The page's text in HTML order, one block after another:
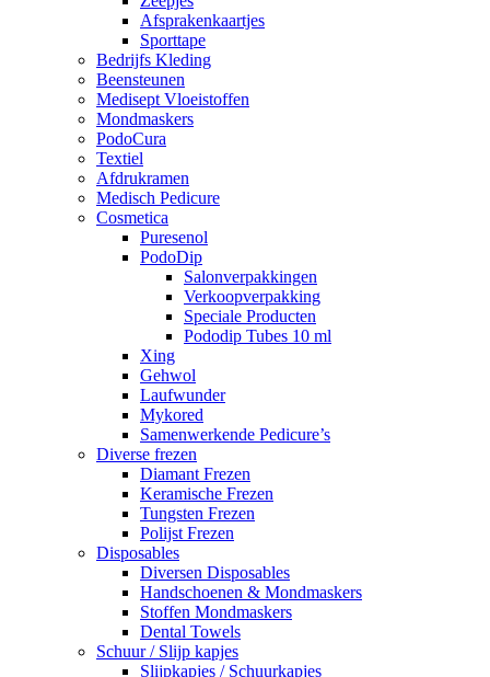
Afsprakenkaartjes
Sporttape
Bedrijfs Kleding
Beensteunen
Medisept Vloeistoffen
Mondmaskers
PodoCura
Textiel
Afdrukramen
Medisch Pedicure
Cosmetica
Puresenol
PodoDip
Salonverpakkingen
Verkoopverpakking
Speciale Producten
Pododip Tubes 10 ml
Xing
Gehwol
Laufwunder
Mykored
Samenwerkende Pedicure’s
Diverse frezen
Diamant Frezen
Keramische Frezen
Tungsten Frezen
Polijst Frezen
Disposables
Diversen Disposables
Handschoenen & Mondmaskers
Stoffen Mondmaskers
Dental Towels
Schuur / Slijp kapjes
Slijpkapjes / Schuurkapjes